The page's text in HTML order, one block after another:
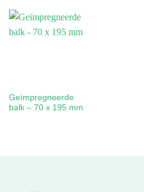
Geïmpregneerde
balk – 70 x 195 mm